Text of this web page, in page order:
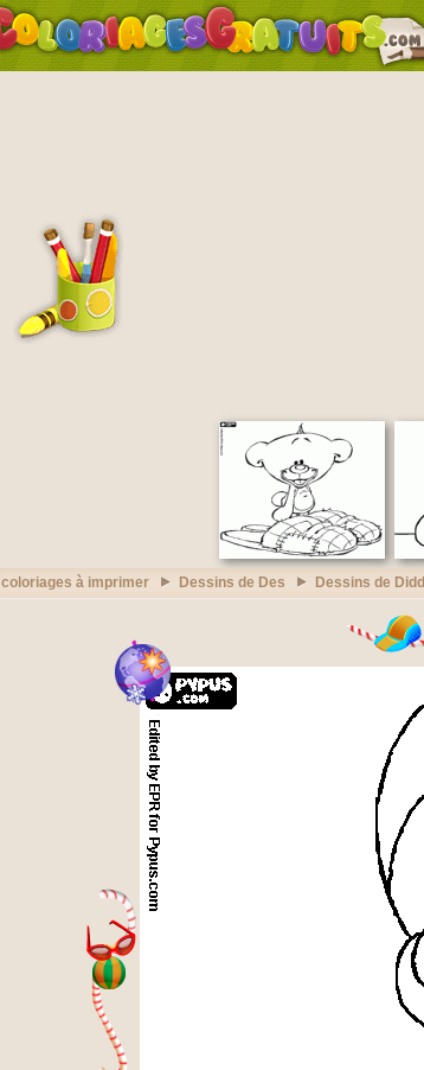
coloriages à imprimer Dessins de Des Dessins de Diddl